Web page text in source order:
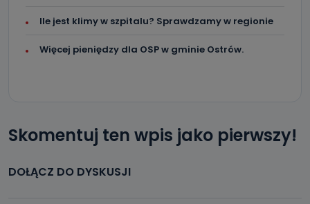
Ile jest klimy w szpitalu? Sprawdzamy w regionie
Więcej pieniędzy dla OSP w gminie Ostrów.
Skomentuj ten wpis jako pierwszy!
DOŁĄCZ DO DYSKUSJI